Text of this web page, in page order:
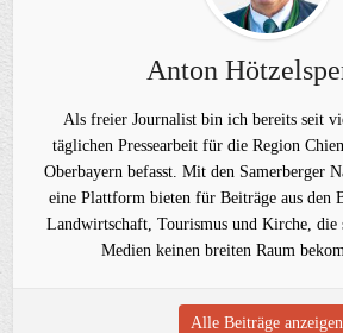
Anton
Als freier Journalist bin ich bereits seit
täglichen Pressearbeit für die Region
Oberbayern befasst. Mit den Samerberger
eine Plattform bieten für Beiträge aus den
Landwirtschaft, Tourismus und Kirche, die
Medien keinen breiten Raum
Alle Beiträge anzeigen